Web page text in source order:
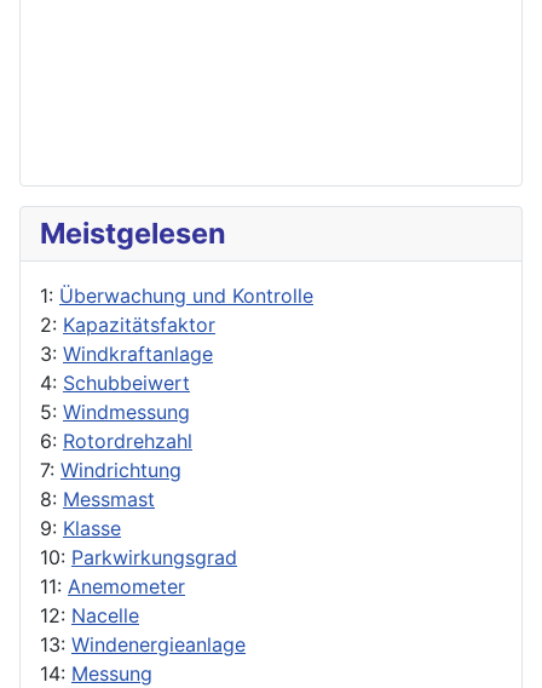
Meistgelesen
1: Überwachung und Kontrolle
2: Kapazitätsfaktor
3: Windkraftanlage
4: Schubbeiwert
5: Windmessung
6: Rotordrehzahl
7: Windrichtung
8: Messmast
9: Klasse
10: Parkwirkungsgrad
11: Anemometer
12: Nacelle
13: Windenergieanlage
14: Messung